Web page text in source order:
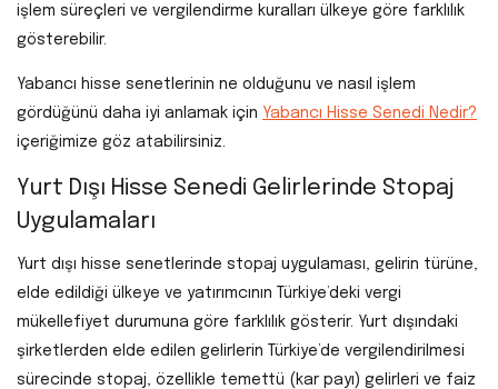
işlem süreçleri ve vergilendirme kuralları ülkeye göre farklılık
gösterebilir.
Yabancı hisse senetlerinin ne olduğunu ve nasıl işlem
gördüğünü daha iyi anlamak için Yabancı Hisse Senedi Nedir?
içeriğimize göz atabilirsiniz.
Yurt Dışı Hisse Senedi Gelirlerinde Stopaj
Uygulamaları
Yurt dışı hisse senetlerinde stopaj uygulaması, gelirin türüne,
elde edildiği ülkeye ve yatırımcının Türkiye’deki vergi
mükellefiyet durumuna göre farklılık gösterir. Yurt dışındaki
şirketlerden elde edilen gelirlerin Türkiye’de vergilendirilmesi
sürecinde stopaj, özellikle temettü (kar payı) gelirleri ve faiz